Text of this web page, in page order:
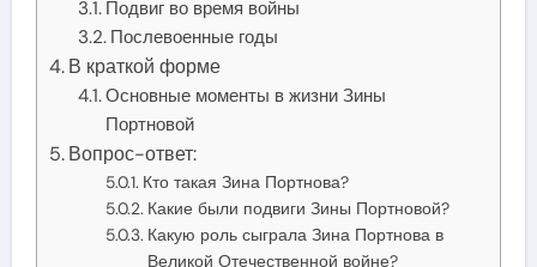
Подвиг во время войны
Послевоенные годы
В краткой форме
Основные моменты в жизни Зины
Портновой
Вопрос-ответ:
Кто такая Зина Портнова?
Какие были подвиги Зины Портновой?
Какую роль сыграла Зина Портнова в
Великой Отечественной войне?